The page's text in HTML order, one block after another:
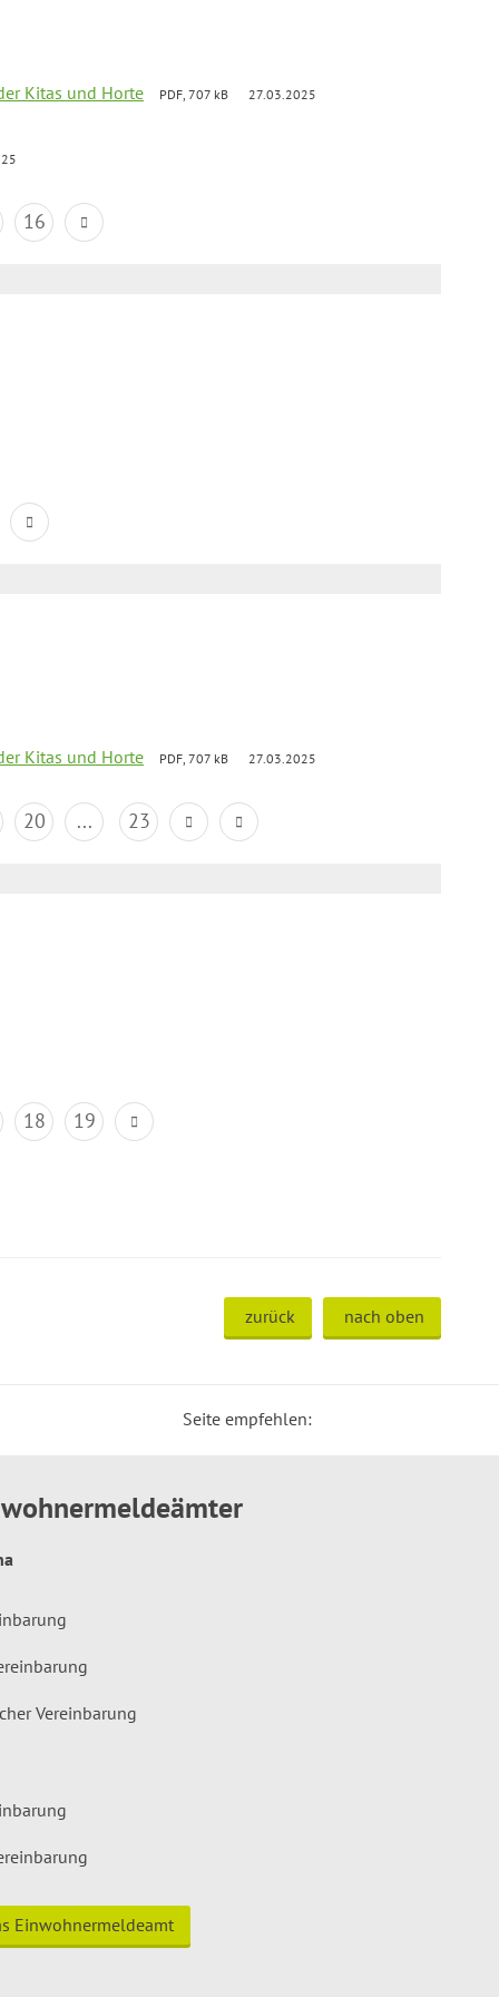
Kitas und Horte PDF, 707 kB 27.03.2025
16
Kitas und Horte PDF, 707 kB 27.03.2025
20 ... 23
18 19
zurück nach oben
Seite empfehlen:
Vereinbarung
Einwohnermeldeamt